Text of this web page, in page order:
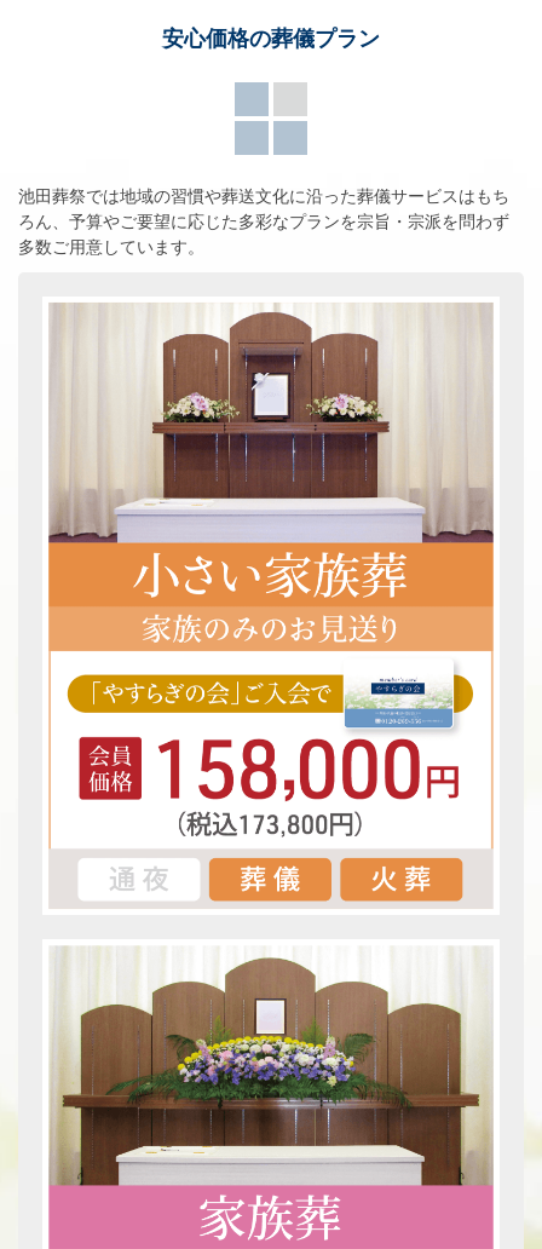
安心価格の葬儀プラン
池田葬祭では地域の習慣や葬送文化に沿った葬儀サービスはもち
ろん、 予算やご要望に応じた多彩なプランを宗旨・宗派を問わず
多数ご用意しています。